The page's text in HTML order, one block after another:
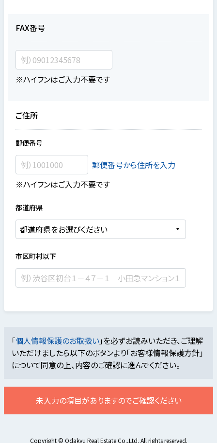
FAX番号
※ハイフンはご入力不要です
ご住所
郵便番号
郵便番号から住所を入力
※ハイフンはご入力不要です
都道府県
市区町村以下
「個人情報保護のお取扱い」を必ずお読みいただき、ご理解
いただけましたら以下のボタンより「お客様情報保護方針」
について同意の上、内容のご確認に進んでください。
未入力の項目がありますのでご確認ください
Copyright © Odakyu Real Estate Co.,Ltd. All rights reserved.